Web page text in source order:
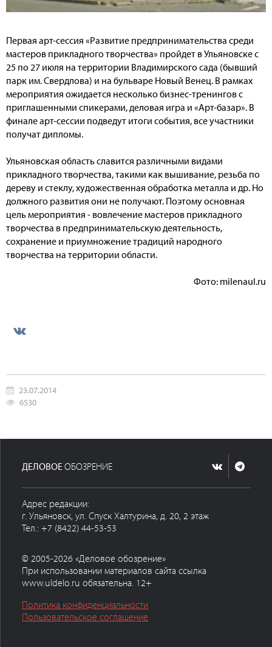
Первая арт-сессия «Развитие предпринимательства среди
мастеров прикладного творчества» пройдет в Ульяновске с
25 по 27 июля на территории Владимирского сада (бывший
парк им. Свердлова) и на бульваре Новый Венец. В рамках
мероприятия ожидается несколько бизнес-тренингов с
приглашенными спикерами, деловая игра и «Арт-базар». В
финале арт-сессии подведут итоги события, все участники
получат дипломы.
Ульяновская область славится различными видами
прикладного творчества, такими как вышивание, резьба по
дереву и стеклу, художественная обработка металла и др. Но
должного развития они не получают. Поэтому основная
цель мероприятия - вовлечение мастеров прикладного
творчества в предпринимательскую деятельность,
сохранение и приумножение традиций народного
творчества на территории области.
Фото: milenaul.ru
23.07.2014
6530
ДЕЛОВОЕ ОБОЗРЕНИЕ
Адрес редакции:
г. Ульяновск, ул. Спуск Халтурина, д. 20, 2 этаж
Тел.: +7 (8422) 44-53-53
© 2005-2026 «Деловое обозрение»
При использовании материалов сайта ссылка
www.uldelo.ru обязательна. 12+
Политика конфиденциальности
Пользовательское соглашение